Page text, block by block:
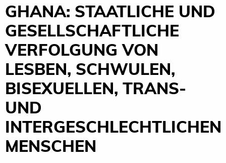
GHANA: STAATLICHE UND
GESELLSCHAFTLICHE
VERFOLGUNG VON
LESBEN, SCHWULEN,
BISEXUELLEN, TRANS-
UND
INTERGESCHLECHTLICHEN
MENSCHEN